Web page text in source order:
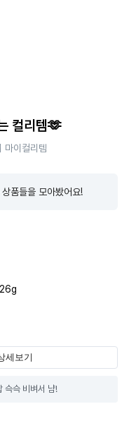
컬리템🫶
마이컬리템
품들을 모아봤어요!
세보기
슥슥 비벼서 냠!